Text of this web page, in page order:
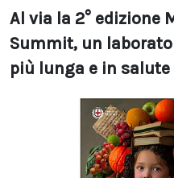
Al via la 2° edizione
Summit, un
più lunga e in salute